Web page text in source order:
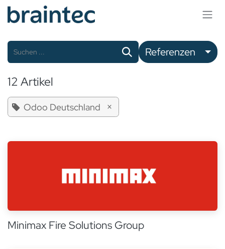
Zum Inhalt springen
Referenzen
12 Artikel
Odoo Deutschland ×
Minimax Fire Solutions Group